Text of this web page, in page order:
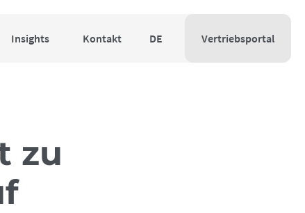
Insights Kontakt DE Vertriebsportal
zu